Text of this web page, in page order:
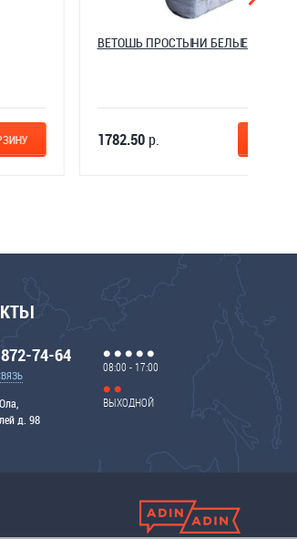
р. В КОРЗИНУ
ВЕТОШЬ
74-64
д. 98
08:00 - 17:00
ВЫХОДНОЙ